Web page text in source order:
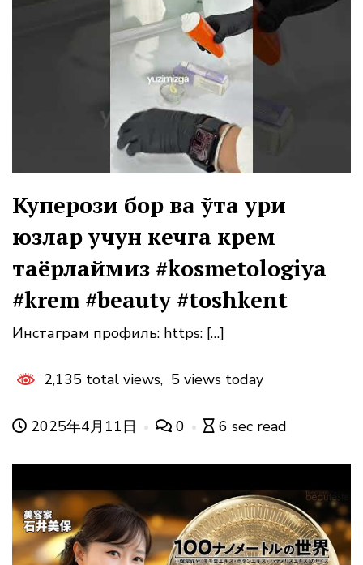
Куперози бор ва ўта қуриқ
юзлар учун кечга крем
таёрлаймиз #kosmetologiya
#krem #beauty #toshkent
Инстаграм профиль: https: […]
2,135 total views, 5 views today
2025年4月11日 0 6 sec read